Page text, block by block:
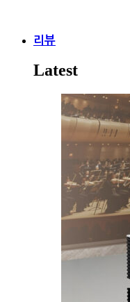
리뷰
Latest